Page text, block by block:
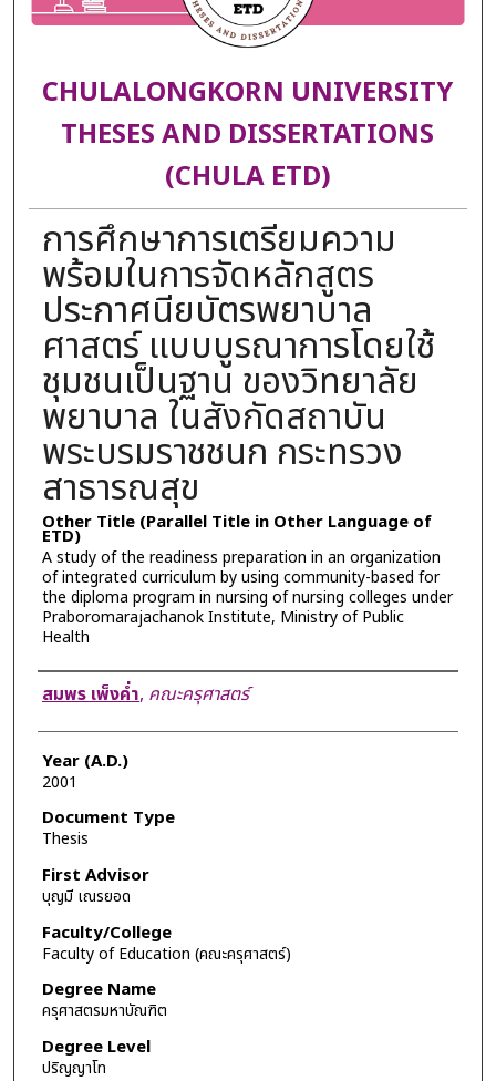
CHULALONGKORN UNIVERSITY
THESES AND DISSERTATIONS
(CHULA ETD)
การศึกษาการเตรียมความ
พร้อมในการจัดหลักสูตร
ประกาศนียบัตรพยาบาล
ศาสตร์ แบบบูรณาการโดยใช้
ชุมชนเป็นฐาน ของวิทยาลัย
พยาบาล ในสังกัดสถาบัน
พระบรมราชชนก กระทรวง
สาธารณสุข
Other Title (Parallel Title in Other Language of
ETD)
A study of the readiness preparation in an organization
of integrated curriculum by using community-based for
the diploma program in nursing of nursing colleges under
Praboromarajachanok Institute, Ministry of Public
Health
Author
สมพร เพ็งค่ำ, คณะครุศาสตร์
Year (A.D.)
2001
Document Type
Thesis
First Advisor
บุญมี เณรยอด
Faculty/College
Faculty of Education (คณะครุศาสตร์)
Degree Name
ครุศาสตรมหาบัณฑิต
Degree Level
ปริญญาโท